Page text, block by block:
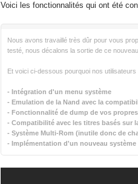
Voici les fonctionnalités qui ont été
Nous avons travaillé très dûr pour vous
testé, nous décalons la sortie de ce
Et voici ci-dessous pourquoi nos
- Intégration d'un menu système
- Emulation de la Nand avec la
- Fonctionnalité de dump de vos
- Compatibilité avec les titres basés sur
- Système Multi-Rom (inutile donc de
- Implémentation d'un nouveau système